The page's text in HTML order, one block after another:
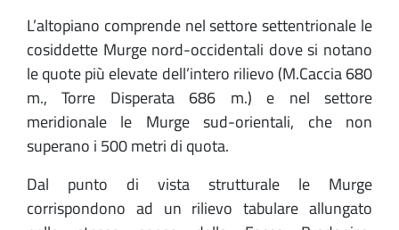
L’altopiano comprende nel settore settentrionale le
cosiddette Murge nord-occidentali dove si notano
le quote più elevate dell’intero rilievo (M.Caccia 680
m., Torre Disperata 686 m.) e nel settore
meridionale le Murge sud-orientali, che non
superano i 500 metri di quota.
Dal punto di vista strutturale le Murge
corrispondono ad un rilievo tabulare allungato